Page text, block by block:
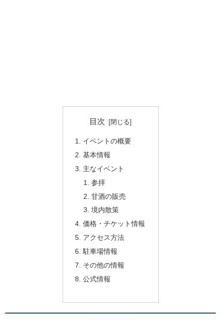
目次
イベントの概要
基本情報
主なイベント
参拝
甘酒の販売
境内散策
価格・チケット情報
アクセス方法
駐車場情報
その他の情報
公式情報